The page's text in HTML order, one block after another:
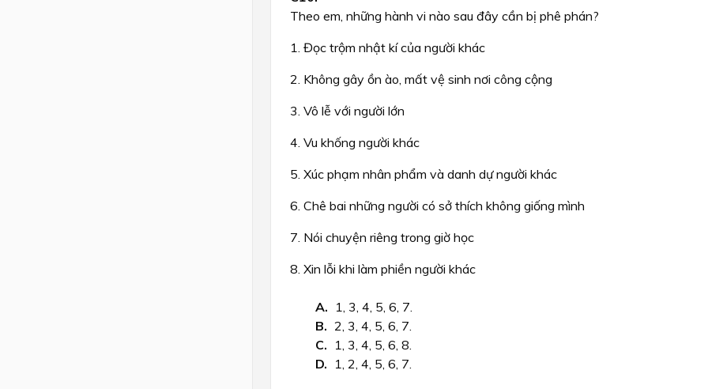
Theo em, những hành vi nào sau đây cần bị phê phán?
1. Đọc trộm nhật kí của người khác
2. Không gây ồn ào, mất vệ sinh nơi công cộng
3. Vô lễ với người lớn
4. Vu khống người khác
5. Xúc phạm nhân phẩm và danh dự người khác
6. Chê bai những người có sở thích không giống mình
7. Nói chuyện riêng trong giờ học
8. Xin lỗi khi làm phiền người khác
1, 3, 4, 5, 6, 7.
2, 3, 4, 5, 6, 7.
1, 3, 4, 5, 6, 8.
1, 2, 4, 5, 6, 7.